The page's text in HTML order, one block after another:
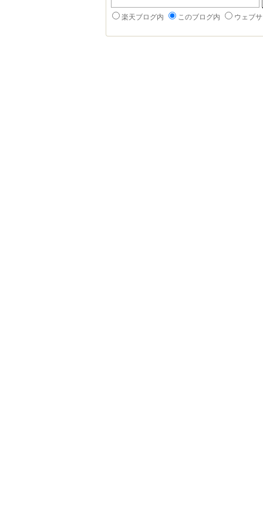
楽天ブログ内 このブログ内 ウェブ